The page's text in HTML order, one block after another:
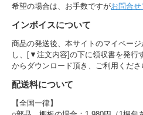
希望の場合は、お手数ですがお問合
インボイスについて
商品の発送後、本サイトのマイペー
し、[▼注文内容]の下に領収書を発行
からダウンロード頂き、ご利用くださ
配送料について
【全国一律】